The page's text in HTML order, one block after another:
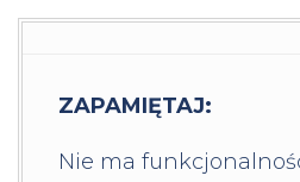
ZAPAMIĘTAJ:
Nie ma